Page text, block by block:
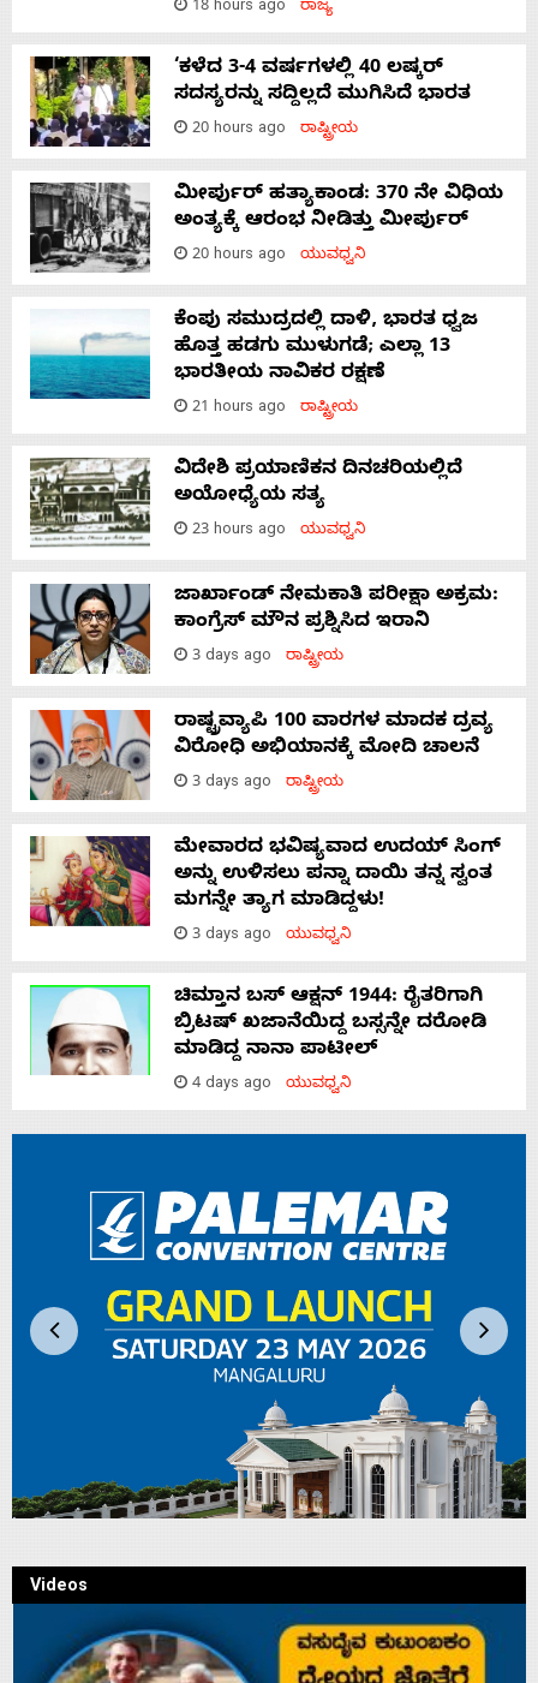
18 hours ago ರಾಜ್ಯ
‘ಕಳೆದ 3-4 ವರ್ಷಗಳಲ್ಲಿ 40 ಲಷ್ಕರ್
ಸದಸ್ಯರನ್ನು ಸದ್ದಿಲ್ಲದೆ ಮುಗಿಸಿದೆ ಭಾರತ
20 hours ago ರಾಷ್ಟ್ರೀಯ
ಮೀರ್ಪುರ್ ಹತ್ಯಾಕಾಂಡ: 370 ನೇ ವಿಧಿಯ
ಅಂತ್ಯಕ್ಕೆ ಆರಂಭ ನೀಡಿತ್ತು ಮೀರ್ಪುರ್
20 hours ago ಯುವಧ್ವನಿ
ಕೆಂಪು ಸಮುದ್ರದಲ್ಲಿ ದಾಳಿ, ಭಾರತ ಧ್ವಜ
ಹೊತ್ತ ಹಡಗು ಮುಳುಗಡೆ; ಎಲ್ಲಾ 13
ಭಾರತೀಯ ನಾವಿಕರ ರಕ್ಷಣೆ
21 hours ago ರಾಷ್ಟ್ರೀಯ
ವಿದೇಶಿ ಪ್ರಯಾಣಿಕನ ದಿನಚರಿಯಲ್ಲಿದೆ
ಅಯೋಧ್ಯೆಯ ಸತ್ಯ
23 hours ago ಯುವಧ್ವನಿ
ಜಾರ್ಖಾಂಡ್‌ ನೇಮಕಾತಿ ಪರೀಕ್ಷಾ ಅಕ್ರಮ:
ಕಾಂಗ್ರೆಸ್‌ ಮೌನ ಪ್ರಶ್ನಿಸಿದ ಇರಾನಿ
3 days ago ರಾಷ್ಟ್ರೀಯ
ರಾಷ್ಟ್ರವ್ಯಾಪಿ 100 ವಾರಗಳ ಮಾದಕ ದ್ರವ್ಯ
ವಿರೋಧಿ ಅಭಿಯಾನಕ್ಕೆ ಮೋದಿ ಚಾಲನೆ
3 days ago ರಾಷ್ಟ್ರೀಯ
ಮೇವಾರದ ಭವಿಷ್ಯವಾದ ಉದಯ್ ಸಿಂಗ್
ಅನ್ನು ಉಳಿಸಲು ಪನ್ನಾ ದಾಯಿ ತನ್ನ ಸ್ವಂತ
ಮಗನ್ನೇ ತ್ಯಾಗ ಮಾಡಿದ್ದಳು!
3 days ago ಯುವಧ್ವನಿ
ಚಿಮ್ತಾನ ಬಸ್ ಆಕ್ಷನ್ 1944: ರೈತರಿಗಾಗಿ
ಬ್ರಿಟಷ್‌ ಖಜಾನೆಯಿದ್ದ ಬಸ್ಸನ್ನೇ ದರೋಡಿ
ಮಾಡಿದ್ದ ನಾನಾ ಪಾಟೀಲ್
4 days ago ಯುವಧ್ವನಿ
Videos